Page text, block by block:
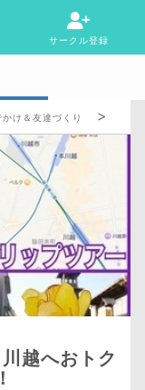
サークル登録
け＆友達づくり
越へおトク